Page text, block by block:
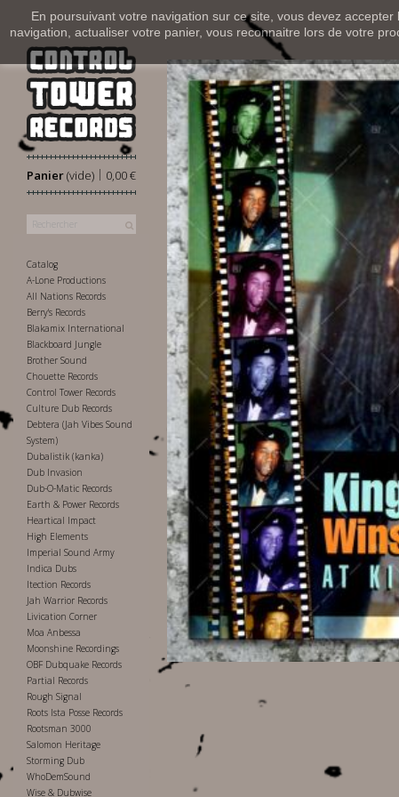
En poursuivant votre navigation sur ce site, vous devez
navigation, actualiser votre panier, vous reconnaitre lors de votre
Panier 0,00 €
|
(vide)
Catalog
A-Lone Productions
All Nations Records
Berry's Records
Blakamix International
Blackboard Jungle
Brother Sound
Chouette Records
Control Tower Records
Culture Dub Records
Debtera (Jah Vibes Sound
System)
Dubalistik (kanka)
Dub Invasion
Dub-O-Matic Records
Earth & Power Records
Heartical Impact
High Elements
Imperial Sound Army
Indica Dubs
Itection Records
Jah Warrior Records
Livication Corner
Moa Anbessa
Moonshine Recordings
OBF Dubquake Records
Partial Records
Rough Signal
Roots Ista Posse Records
Rootsman 3000
Salomon Heritage
Storming Dub
WhoDemSound
Wise & Dubwise